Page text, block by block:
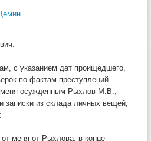
с указанием дат проищедшего,
по фактам преступлений
осужденным Рыхлов М.В.,
из склада личных вещей,
от меня от Рыхлова, в конце